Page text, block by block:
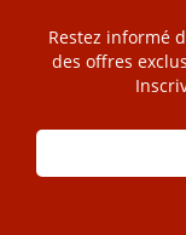
Restez informé
des offres